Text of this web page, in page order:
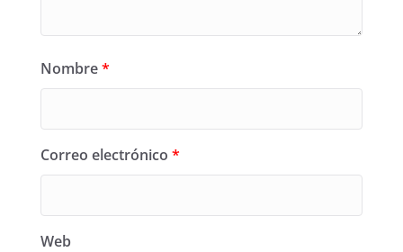
Nombre*
Correo electrónico *
Web